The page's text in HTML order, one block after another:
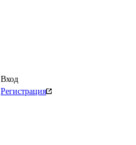
Вход
Регистрация